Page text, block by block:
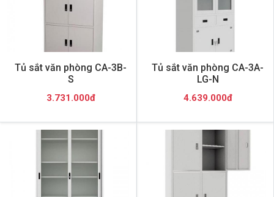
Tủ sắt văn phòng CA-3B-
S
3.731.000đ
Tủ sắt văn phòng CA-3A-
LG-N
4.639.000đ